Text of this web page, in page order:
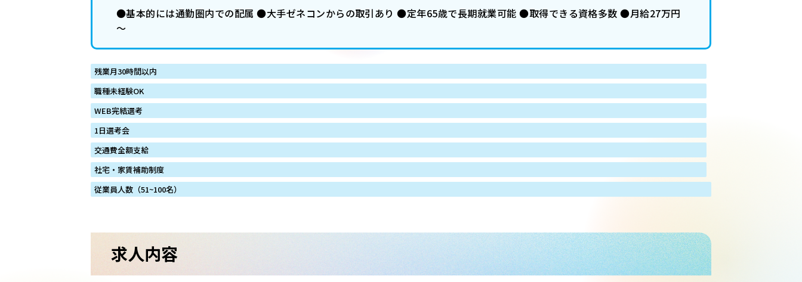
●基本的には通勤圏内での配属 ●大手ゼネコンからの取引あり ●定年65歳で長期就業可能 ●取得できる資格多数 ●月給27万円
～
残業月30時間以内
職種未経験OK
WEB完結選考
1日選考会
交通費全額支給
社宅・家賃補助制度
従業員人数（51~100名）
求人内容